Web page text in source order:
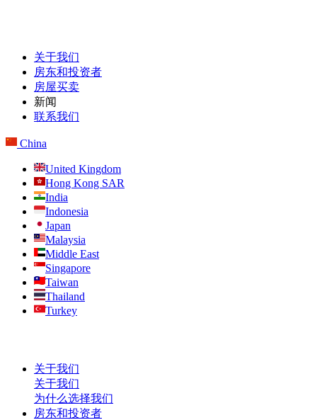
关于我们
房东和投资者
房屋买卖
新闻
联系我们
China
United Kingdom
Hong Kong SAR
India
Indonesia
Japan
Malaysia
Middle East
Singapore
Taiwan
Thailand
Turkey
关于我们
关于我们
为什么选择我们
房东和投资者